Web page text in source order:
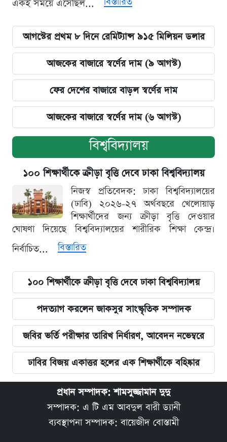
একই সময়ে এসেছিল...
আগস্টের প্রথম ৮ দিনে রেমিট্যান্স ৯১৫ মিলিয়ন ডলার
আজকের বাজারে স্বর্ণের দাম (৯ আগস্ট)
ফের দেশের বাজারে বাড়ল স্বর্ণের দাম
আজকের বাজারে স্বর্ণের দাম (৬ আগস্ট)
বিশ্ববিদ্যালয়
১০০ শিক্ষার্থীকে ক্রীড়া বৃত্তি দেবে ঢাকা বিশ্ববিদ্যালয়
নিজস্ব প্রতিবেদক: ঢাকা বিশ্ববিদ্যালয়ের
(ঢাবি) ২০২৬-২৭ অর্থবছরে খেলোয়াড়
শিক্ষার্থীদের জন্য ক্রীড়া বৃত্তি দেওয়ার
ঘোষণা দিয়েছে বিশ্ববিদ্যালয়ের শারীরিক শিক্ষা কেন্দ্র।
নির্বাচিত...
বিস্তারিত
১০০ শিক্ষার্থীকে ক্রীড়া বৃত্তি দেবে ঢাকা বিশ্ববিদ্যালয়
পদত্যাগ করলেন জাকসুর সাংস্কৃতিক সম্পাদক
জবির ভর্তি পরীক্ষার তারিখ নির্ধারণ, আবেদন নভেম্বরে
ঢাবির বিজয় একাত্তর হলের এক শিক্ষার্থীকে বহিষ্কার
প্রধান সম্পাদক: শামসুজ্জামান দুদু
সম্পাদক: এ টি এম আবদুল বারী ড্যানী
ব্যবস্থাপনা সম্পাদক: বায়েজীদ বোস্তামী